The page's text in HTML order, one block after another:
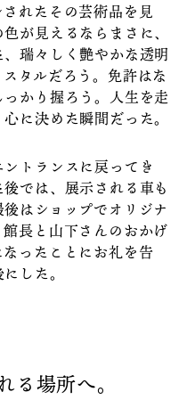
れたその芸術品を見
が見えるならまさに、
瑞々しく艶やかな透明
タルだろう。免許はな
かり握ろう。人生を走
に決めた瞬間だった。
トランスに戻ってき
では、展示される車も
はショップでオリジナ
長と山下さんのおかげ
ったことにお礼を告
した。
る場所へ。